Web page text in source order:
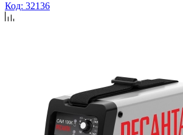
Код: 32136